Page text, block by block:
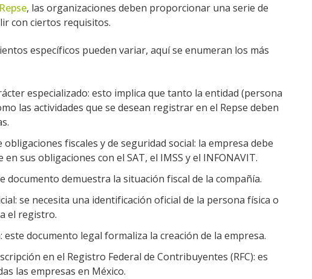
, las organizaciones deben proporcionar una serie de
con ciertos requisitos.
específicos pueden variar, aquí se enumeran los más
especializado: esto implica que tanto la entidad (persona
las actividades que se desean registrar en el Repse deben
fiscales y de seguridad social: la empresa debe
sus obligaciones con el SAT, el IMSS y el INFONAVIT.
documento demuestra la situación fiscal de la compañía.
se necesita una identificación oficial de la persona física o
el registro.
este documento legal formaliza la creación de la empresa.
en el Registro Federal de Contribuyentes (RFC): es
las empresas en México.